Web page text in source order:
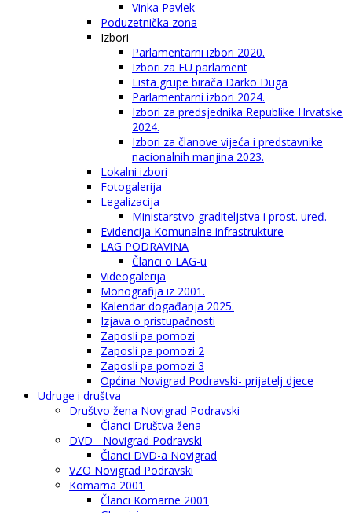
Vinka Pavlek
Poduzetnička zona
Izbori
Parlamentarni izbori 2020.
Izbori za EU parlament
Lista grupe birača Darko Duga
Parlamentarni izbori 2024.
Izbori za predsjednika Republike Hrvatske
2024.
Izbori za članove vijeća i predstavnike
nacionalnih manjina 2023.
Lokalni izbori
Fotogalerija
Legalizacija
Ministarstvo graditeljstva i prost. uređ.
Evidencija Komunalne infrastrukture
LAG PODRAVINA
Članci o LAG-u
Videogalerija
Monografija iz 2001.
Kalendar događanja 2025.
Izjava o pristupačnosti
Zaposli pa pomozi
Zaposli pa pomozi 2
Zaposli pa pomozi 3
Općina Novigrad Podravski- prijatelj djece
Udruge i društva
Društvo žena Novigrad Podravski
Članci Društva žena
DVD - Novigrad Podravski
Članci DVD-a Novigrad
VZO Novigrad Podravski
Komarna 2001
Članci Komarne 2001